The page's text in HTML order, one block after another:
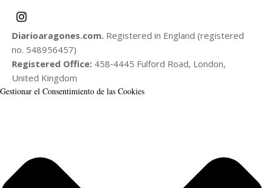
Diarioaragones.com. Registered in England (registered
no. 548956457)
Registered Office: 458‑4445 Fulford Road, London,
United Kingdom
Gestionar el Consentimiento de las Cookies